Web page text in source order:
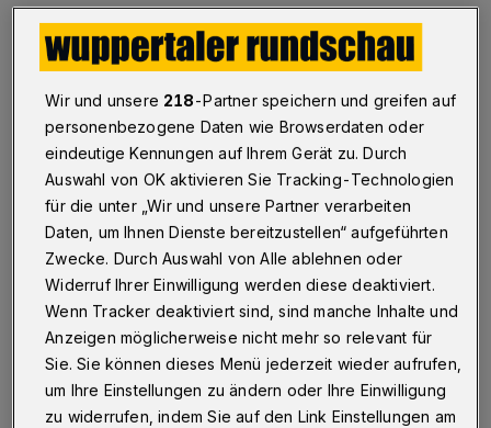
Vom verbotenen kleinen
Maulwurf
·
Wie die Frankfurter Allgemeine Zeitung
(FAZ) jetzt berichtet, hat das Informationsministerium
von Belarus (früher Weißrussland) zwei Werke des
bekannten, 2022 verstorbenen Wuppertaler Illustrators
Wolf Erlbruch auf den Index gesetzt. Demnach ist
Erlbruchs Bilderbuch „Ente, Tod und Tulpe“ in Belarus
nun verboten.
01.11.2025 , 17:00 Uhr Eine Minute Lesezeit
Wir und unsere 218-Partner speichern und greifen auf
personenbezogene Daten wie Browserdaten oder
eindeutige Kennungen auf Ihrem Gerät zu. Durch
Auswahl von OK aktivieren Sie Tracking-Technologien
für die unter „Wir und unsere Partner verarbeiten
Daten, um Ihnen Dienste bereitzustellen“ aufgeführten
Zwecke. Durch Auswahl von Alle ablehnen oder
Widerruf Ihrer Einwilligung werden diese deaktiviert.
Wenn Tracker deaktiviert sind, sind manche Inhalte und
Anzeigen möglicherweise nicht mehr so relevant für
Sie. Sie können dieses Menü jederzeit wieder aufrufen,
um Ihre Einstellungen zu ändern oder Ihre Einwilligung
zu widerrufen, indem Sie auf den Link Einstellungen am